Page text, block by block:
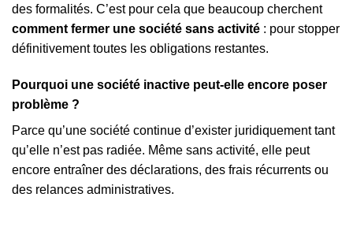
des formalités. C’est pour cela que beaucoup cherchent
comment fermer une société sans activité : pour stopper
définitivement toutes les obligations restantes.
Pourquoi une société inactive peut-elle encore poser
problème ?
Parce qu’une société continue d’exister juridiquement tant
qu’elle n’est pas radiée. Même sans activité, elle peut
encore entraîner des déclarations, des frais récurrents ou
des relances administratives.